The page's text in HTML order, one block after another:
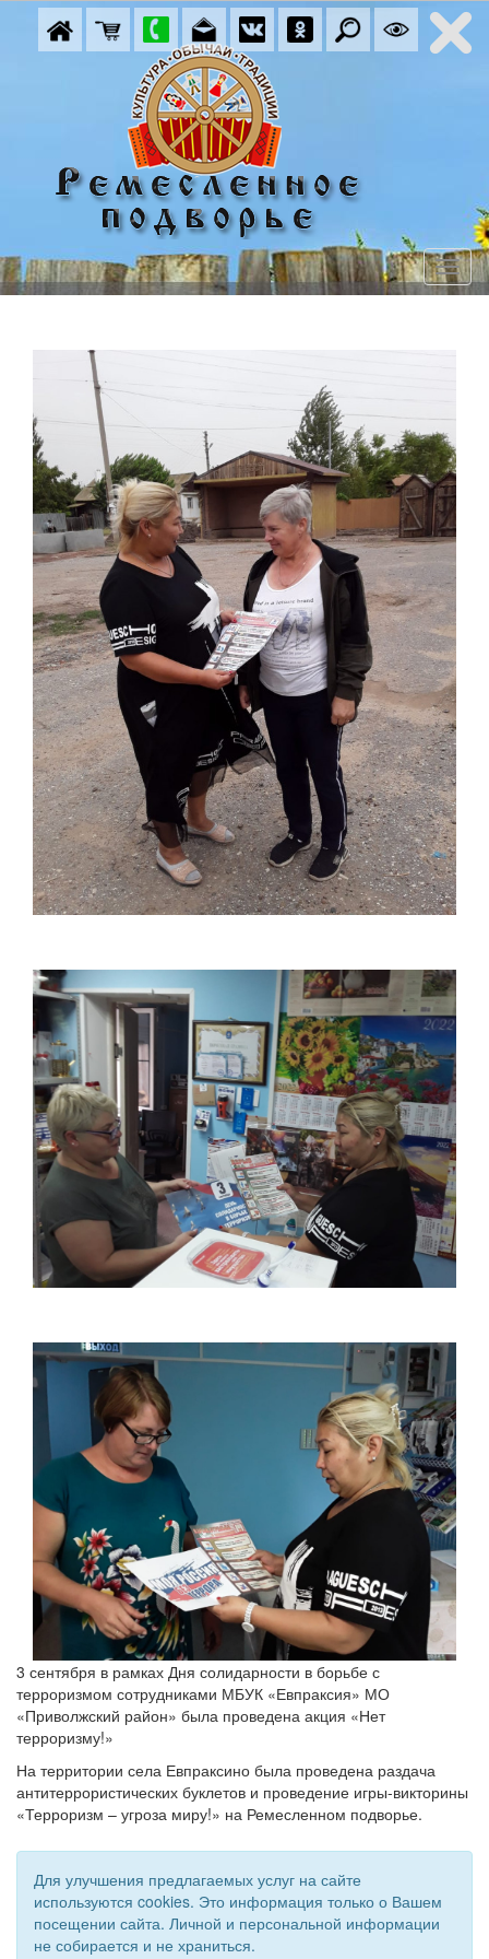
3 сентября в рамках Дня солидарности в борьбе с
терроризмом сотрудниками МБУК «Евпраксия» МО
«Приволжский район» была проведена акция «Нет
терроризму!»
На территории села Евпраксино была проведена раздача
антитеррористических буклетов и проведение игры-викторины
«Терроризм – угроза миру!» на Ремесленном подворье.
Для улучшения предлагаемых услуг на сайте
используются cookies. Это информация только о Вашем
посещении сайта. Личной и персональной информации
не собирается и не храниться.